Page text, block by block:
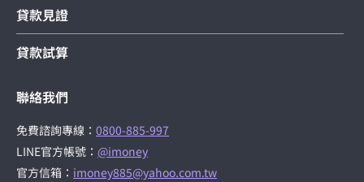
貸款見證
貸款試算
聯絡我們
免費諮詢專線： 0800-885-997
LINE官方帳號： @imoney
官方信箱： imoney885@yahoo.com.tw